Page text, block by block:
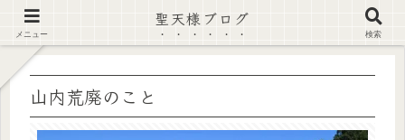
【注意喚起】偽サイト及び偽情報に注意 ▶確認する◀
山内荒廃のこと
メニュー
聖天様ブログ
検索